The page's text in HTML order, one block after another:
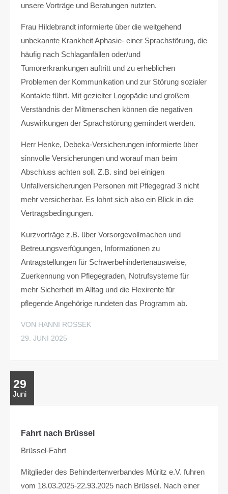
unsere Vorträge und Beratungen nutzten.
Frau Hildebrandt informierte über die weitgehend
unbekannte Krankheit Aphasie- einer Sprachstörung, die
häufig nach Schlaganfällen oder/und
Tumorerkrankungen auftritt und zu erheblichen
Problemen der Kommunikation und zur Störung sozialer
Kontakte führt. Mit gezielter Logopädie und großem
Verständnis der Mitmenschen können die negativen
Auswirkungen der Sprachstörung gemindert werden.
Herr Henke, Debeka-Versicherungen informierte über
sinnvolle Versicherungen und worauf man beim
Abschluss achten soll. Z.B. sind bei einigen
Unfallversicherungen Personen mit Pflegegrad 3 nicht
mehr versicherbar. Es lohnt sich also ein Blick in die
Vertragsbedingungen.
Kurzvorträge z.B. über Vorsorgevollmachen und
Betreuungsverfügungen, Informationen zu
Antragstellungen für Schwerbehindertenausweise,
Zuerkennung von Pflegegraden, Notrufsysteme für
mehr Sicherheit im Alltag und die Flexirente für
pflegende Angehörige rundeten das Programm ab.
VON HANNI ROSSEK
29. JUNI 2025
29
Juni
Fahrt nach Brüssel
Brüssel-Fahrt
Mitglieder des Behindertenverbandes Müritz e.V. fuhren
vom 18.03.2025-22.93.2025 nach Brüssel. Nach einer